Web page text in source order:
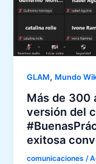
GLAM, Mundo
Más de 300
versión del
exitosa
comunicaciones/